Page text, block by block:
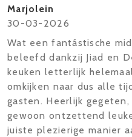
Marjolein
30-03-2026
Wat een fantástische
beleefd dankzij Jiad en
keuken letterlijk
omkijken naar dus alle
gasten. Heerlijk
gewoon ontzettend
juiste plezierige manier